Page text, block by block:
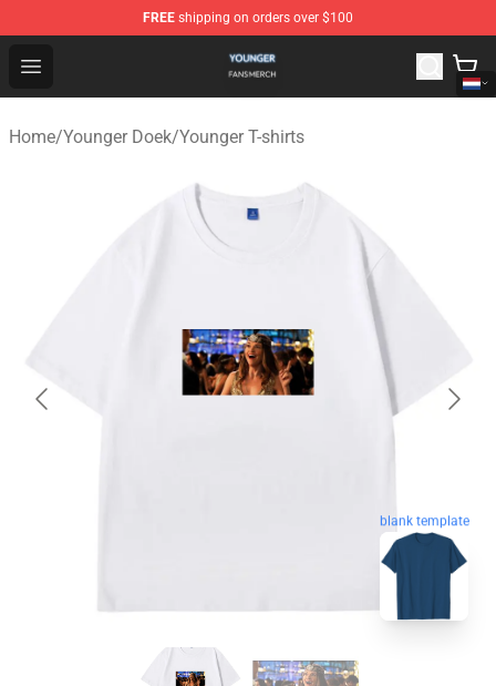
FREE shipping on orders over $100
Open menu
Younger Shop - Official Younger Merchandise Store
Home/Younger Doek/Younger T-shirts
blank template